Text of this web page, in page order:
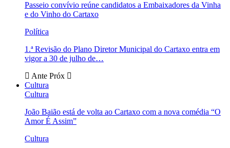
Passeio convívio reúne candidatos a Embaixadores da Vinha
e do Vinho do Cartaxo
Política
1.ª Revisão do Plano Diretor Municipal do Cartaxo entra em
vigor a 30 de julho de…
Ante Próx
Cultura
Cultura
João Baião está de volta ao Cartaxo com a nova comédia “O
Amor É Assim”
Cultura